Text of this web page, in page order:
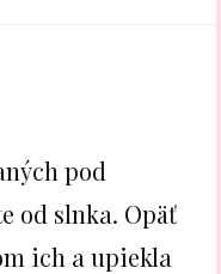
pod
od slnka. Opäť
ich a upiekla